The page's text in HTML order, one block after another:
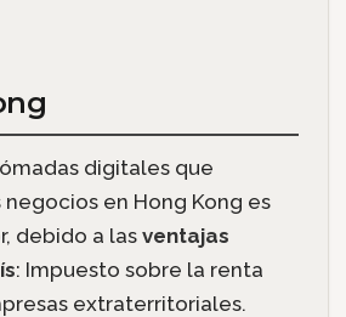
digitales que
en Hong Kong es
debido a las ventajas
: Impuesto sobre la renta
extraterritoriales.